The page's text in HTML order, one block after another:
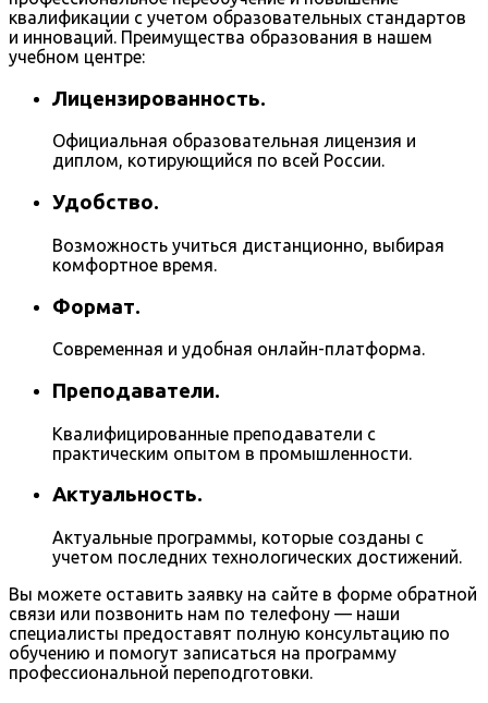
квалификации с учетом образовательных стандартов
и инноваций. Преимущества образования в нашем
учебном центре:
Лицензированность.
Официальная образовательная лицензия и
диплом, котирующийся по всей России.
Удобство.
Возможность учиться дистанционно, выбирая
комфортное время.
Формат.
Современная и удобная онлайн-платформа.
Преподаватели.
Квалифицированные преподаватели с
практическим опытом в промышленности.
Актуальность.
Актуальные программы, которые созданы с
учетом последних технологических достижений.
Вы можете оставить заявку на сайте в форме обратной
связи или позвонить нам по телефону — наши
специалисты предоставят полную консультацию по
обучению и помогут записаться на программу
профессиональной переподготовки.